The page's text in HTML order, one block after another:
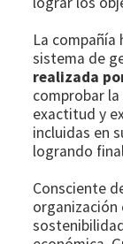
La
sistema de
realizada
comprobar
exactitud y
incluidas en
logrando
Consciente
organización